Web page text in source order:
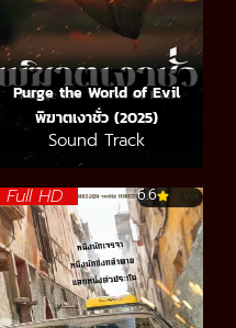
Purge the World of Evil
พิฆาตเงาชั่ว (2025)
Sound Track
Full HD 6.6